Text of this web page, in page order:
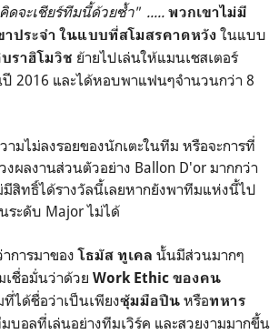
ดจะเชียร์ทีมนี้ด้วยซ้ำ" ..... พวกเขาไม่มี
ประจำ ในแบบที่สโมสรคาดหวังในแบบ
ราฮิโมวิช ย้ายไปเล่นให้แมนเชสเตอร์
2016 และได้หอบพาแฟนๆจำนวนกว่า 8
ามไม่ลงรอยของนักเตะในทีม หรือจะการที่
ผลงานส่วนตัวอย่าง Ballon D'or มากกว่า
สิทธิ์ได้รางวัลนี้เลยหากยังพาทีมแห่งนี้ไป
ระดับ Major ไม่ได้
การมาของโธมัส ทูเคล นั้นมีส่วนมากๆ
เชื่อมั่นว่าด้วย Work Ethic ของคน
ได้ชื่อว่าเป็นเพียงซุ้มมือปืน หรือทหาร
บอลที่เล่นอย่างทีมเวิร์ค และสวยงามมากขึ้น